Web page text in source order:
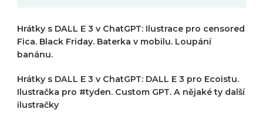
Hrátky s DALL E 3 v ChatGPT: Ilustrace pro censored
Fica. Black Friday. Baterka v mobilu. Loupání
banánu.
Hrátky s DALL E 3 v ChatGPT: DALL E 3 pro Ecoistu.
Ilustračka pro #tyden. Custom GPT. A nějaké ty další
ilustračky